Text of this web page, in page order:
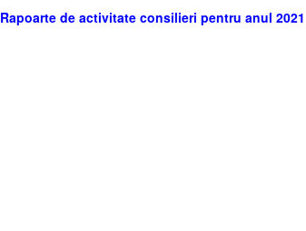
Rapoarte de activitate consilieri pentru anul 2021